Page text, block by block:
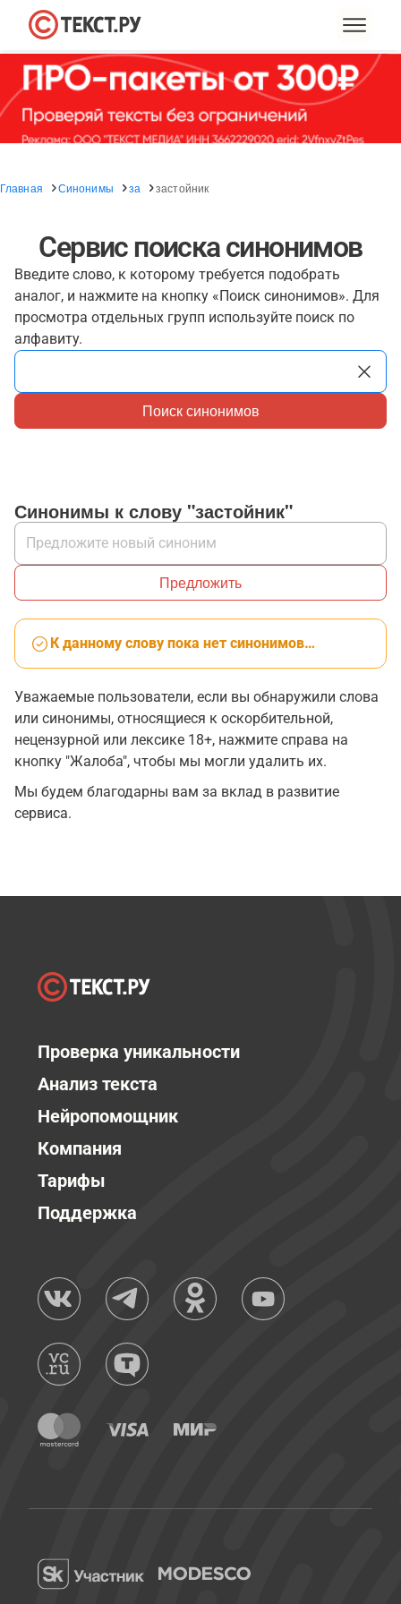
Главная Синонимы за застойник
Сервис поиска синонимов
Введите слово, к которому требуется подобрать
аналог, и нажмите на кнопку «Поиск синонимов». Для
просмотра отдельных групп используйте поиск по
алфавиту.
Поиск синонимов
Синонимы к слову "застойник"
Предложить
К данному слову пока нет синонимов…
Уважаемые пользователи, если вы обнаружили слова
или синонимы, относящиеся к оскорбительной,
нецензурной или лексике 18+, нажмите справа на
кнопку "Жалоба", чтобы мы могли удалить их.
Мы будем благодарны вам за вклад в развитие
сервиса.
Проверка уникальности
Анализ текста
Нейропомощник
Компания
Тарифы
Поддержка